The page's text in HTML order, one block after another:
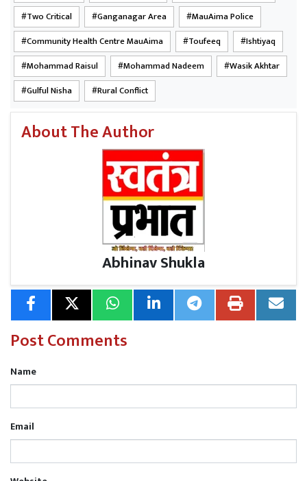
Two Critical
Ganganagar Area
MauAima Police
Community Health Centre MauAima
Toufeeq
Ishtiyaq
Mohammad Raisul
Mohammad Nadeem
Wasik Akhtar
Gulful Nisha
Rural Conflict
About The Author
Abhinav Shukla
Post Comments
Name
Email